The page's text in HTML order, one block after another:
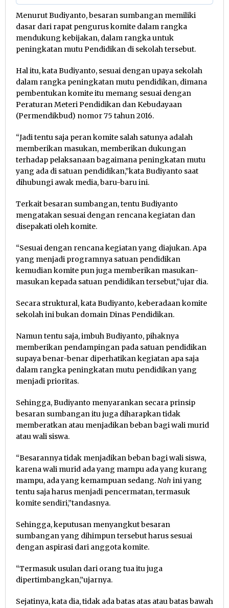
Menurut Budiyanto, besaran sumbangan memiliki
dasar dari rapat pengurus komite dalam rangka
mendukung kebijakan, dalam rangka untuk
peningkatan mutu Pendidikan di sekolah tersebut.
Hal itu, kata Budiyanto, sesuai dengan upaya sekolah
dalam rangka peningkatan mutu pendidikan, dimana
pembentukan komite itu memang sesuai dengan
Peraturan Meteri Pendidikan dan Kebudayaan
(Permendikbud) nomor 75 tahun 2016.
“Jadi tentu saja peran komite salah satunya adalah
memberikan masukan, memberikan dukungan
terhadap pelaksanaan bagaimana peningkatan mutu
yang ada di satuan pendidikan,”kata Budiyanto saat
dihubungi awak media, baru-baru ini.
Terkait besaran sumbangan, tentu Budiyanto
mengatakan sesuai dengan rencana kegiatan dan
disepakati oleh komite.
“Sesuai dengan rencana kegiatan yang diajukan. Apa
yang menjadi programnya satuan pendidikan
kemudian komite pun juga memberikan masukan-
masukan kepada satuan pendidikan tersebut,”ujar dia.
Secara struktural, kata Budiyanto, keberadaan komite
sekolah ini bukan domain Dinas Pendidikan.
Namun tentu saja, imbuh Budiyanto, pihaknya
memberikan pendampingan pada satuan pendidikan
supaya benar-benar diperhatikan kegiatan apa saja
dalam rangka peningkatan mutu pendidikan yang
menjadi prioritas.
Sehingga, Budiyanto menyarankan secara prinsip
besaran sumbangan itu juga diharapkan tidak
memberatkan atau menjadikan beban bagi wali murid
atau wali siswa.
“Besarannya tidak menjadikan beban bagi wali siswa,
karena wali murid ada yang mampu ada yang kurang
mampu, ada yang kemampuan sedang.Nah ini yang
tentu saja harus menjadi pencermatan, termasuk
komite sendiri,”tandasnya.
Sehingga, keputusan menyangkut besaran
sumbangan yang dihimpun tersebut harus sesuai
dengan aspirasi dari anggota komite.
“Termasuk usulan dari orang tua itu juga
dipertimbangkan,”ujarnya.
Sejatinya, kata dia, tidak ada batas atas atau batas bawah